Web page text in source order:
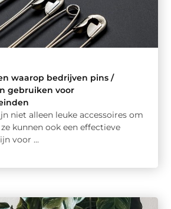
waarop bedrijven pins /
gebruiken voor
niet alleen leuke accessoires om
kunnen ook een effectieve
voor ...